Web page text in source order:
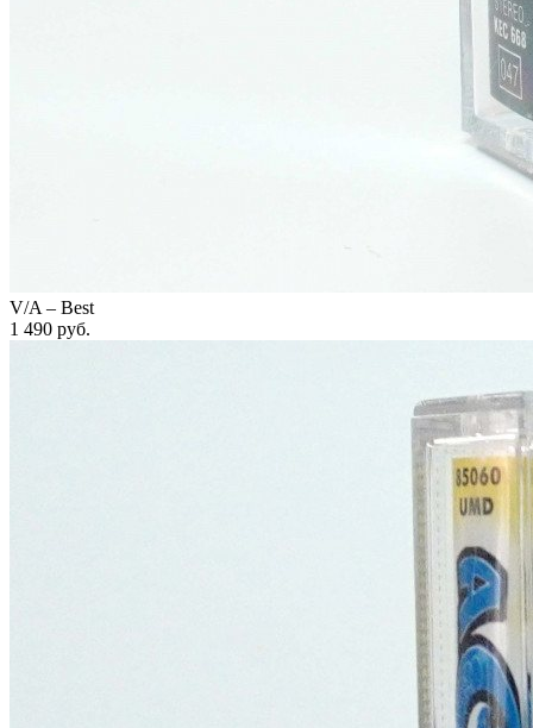
V/A – Best
1 490 руб.